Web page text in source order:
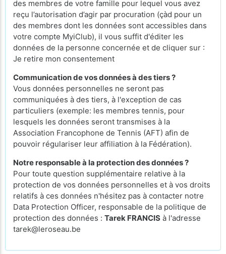
des membres de votre famille pour lequel vous avez
reçu l’autorisation d’agir par procuration (çàd pour un
des membres dont les données sont accessibles dans
votre compte MyiClub), il vous suffit d'éditer les
données de la personne concernée et de cliquer sur :
Je retire mon consentement
Communication de vos données à des tiers ?
Vous données personnelles ne seront pas
communiquées à des tiers, à l'exception de cas
particuliers (exemple: les membres tennis, pour
lesquels les données seront transmises à la
Association Francophone de Tennis (AFT) afin de
pouvoir régulariser leur affiliation à la Fédération).
Notre responsable à la protection des données ?
Pour toute question supplémentaire relative à la
protection de vos données personnelles et à vos droits
relatifs à ces données n'hésitez pas à contacter notre
Data Protection Officer, responsable de la politique de
protection des données : Tarek FRANCIS à l'adresse
tarek@leroseau.be